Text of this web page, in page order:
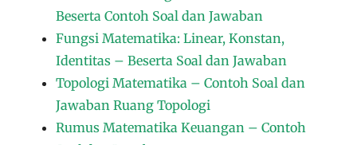
Beserta Contoh Soal dan Jawaban
Fungsi Matematika: Linear, Konstan,
Identitas – Beserta Soal dan Jawaban
Topologi Matematika – Contoh Soal dan
Jawaban Ruang Topologi
Rumus Matematika Keuangan – Contoh